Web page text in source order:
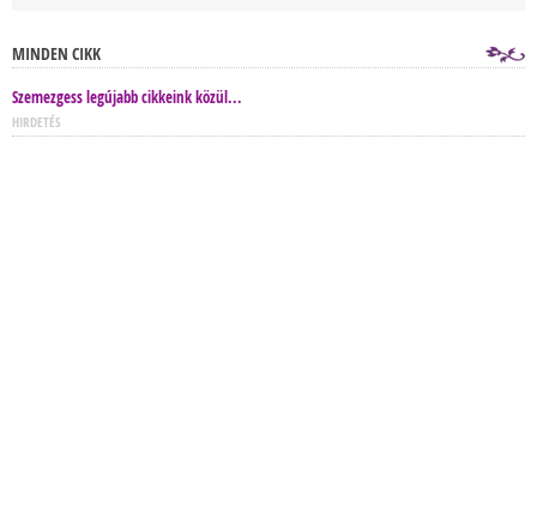
MINDEN CIKK
Szemezgess legújabb cikkeink közül...
HIRDETÉS